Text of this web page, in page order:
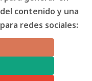
contenido y una
redes sociales: